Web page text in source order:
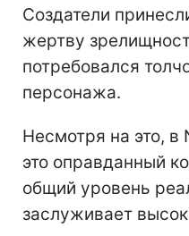
Создатели
жертву
потребовался
персонажа.
Несмотря на это, в
это оправданный
общий уровень
заслуживает